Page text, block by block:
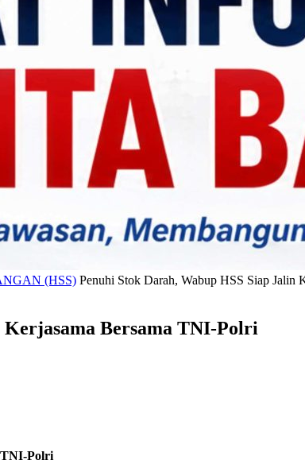
(HSS) Penuhi Stok Darah, Wabup HSS Siap Jalin
Kerjasama Bersama TNI-Polri
TNI-Polri